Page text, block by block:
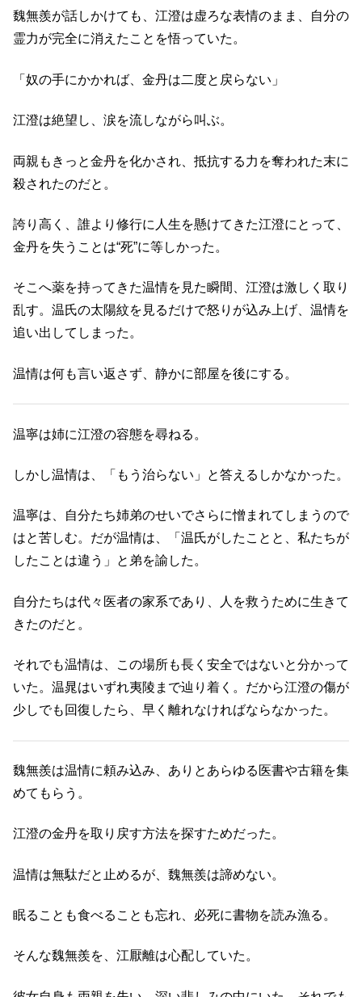
魏無羨が話しかけても、江澄は虚ろな表情のまま、自分の
霊力が完全に消えたことを悟っていた。
「奴の手にかかれば、金丹は二度と戻らない」
江澄は絶望し、涙を流しながら叫ぶ。
両親もきっと金丹を化かされ、抵抗する力を奪われた末に
殺されたのだと。
誇り高く、誰より修行に人生を懸けてきた江澄にとって、
金丹を失うことは“死”に等しかった。
そこへ薬を持ってきた温情を見た瞬間、江澄は激しく取り
乱す。温氏の太陽紋を見るだけで怒りが込み上げ、温情を
追い出してしまった。
温情は何も言い返さず、静かに部屋を後にする。
温寧は姉に江澄の容態を尋ねる。
しかし温情は、「もう治らない」と答えるしかなかった。
温寧は、自分たち姉弟のせいでさらに憎まれてしまうので
はと苦しむ。だが温情は、「温氏がしたことと、私たちが
したことは違う」と弟を諭した。
自分たちは代々医者の家系であり、人を救うために生きて
きたのだと。
それでも温情は、この場所も長く安全ではないと分かって
いた。温晁はいずれ夷陵まで辿り着く。だから江澄の傷が
少しでも回復したら、早く離れなければならなかった。
魏無羨は温情に頼み込み、ありとあらゆる医書や古籍を集
めてもらう。
江澄の金丹を取り戻す方法を探すためだった。
温情は無駄だと止めるが、魏無羨は諦めない。
眠ることも食べることも忘れ、必死に書物を読み漁る。
そんな魏無羨を、江厭離は心配していた。